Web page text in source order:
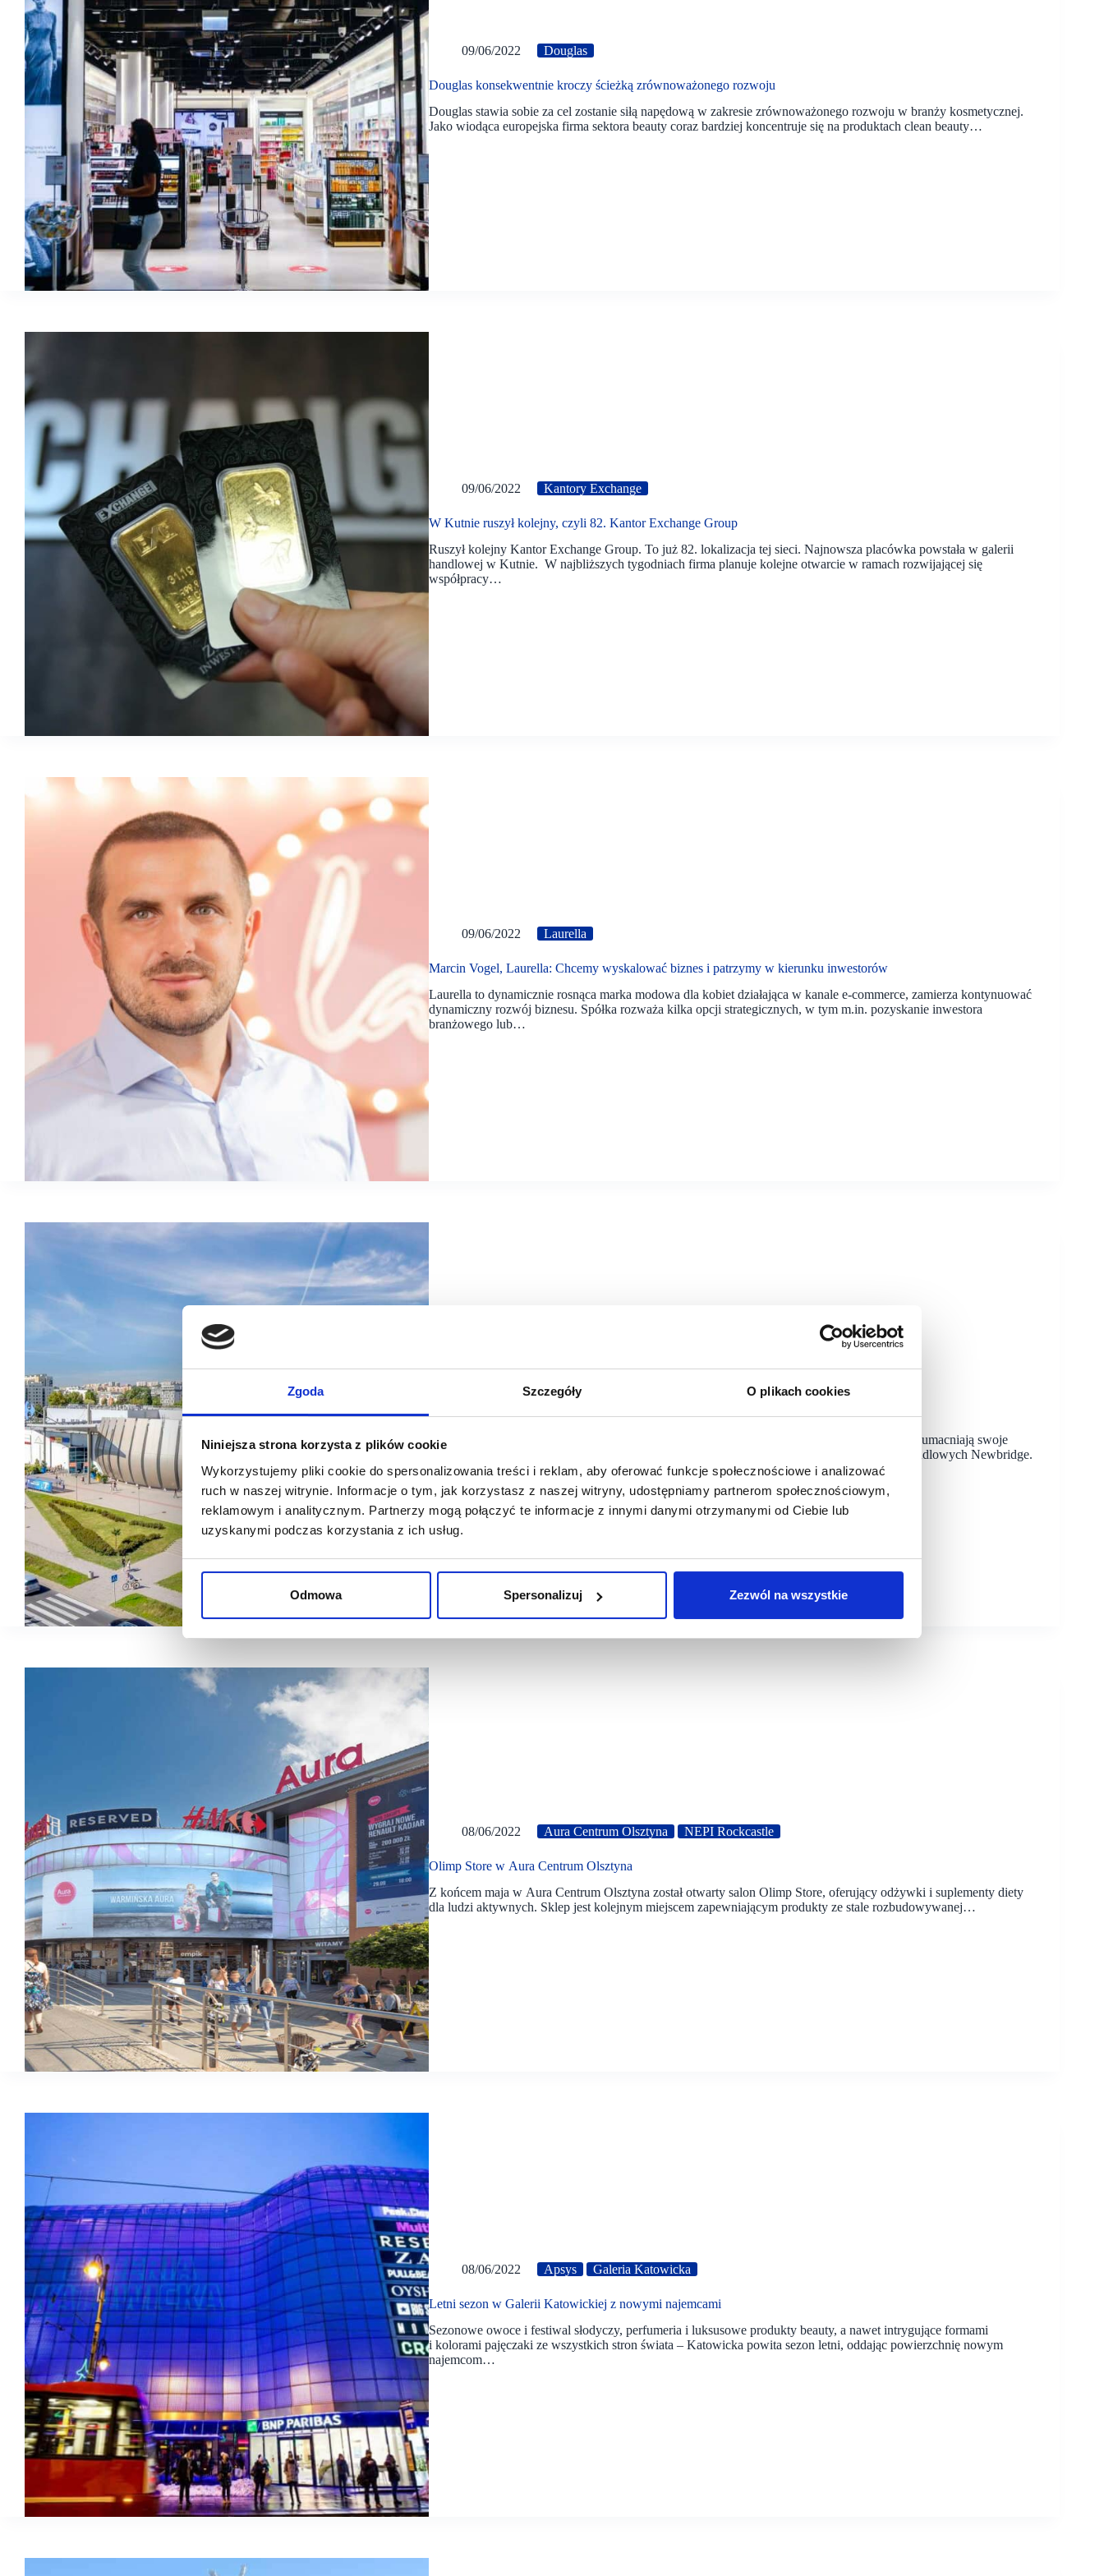
Zgoda Szczegóły O plikach cookies
Niniejsza strona korzysta z plików cookie
Wykorzystujemy pliki cookie do spersonalizowania treści i reklam, aby oferować funkcje społecznościowe i analizować
ruch w naszej witrynie. Informacje o tym, jak korzystasz z naszej witryny, udostępniamy partnerom społecznościowym,
reklamowym i analitycznym. Partnerzy mogą połączyć te informacje z innymi danymi otrzymanymi od Ciebie lub
uzyskanymi podczas korzystania z ich usług.
Odmowa Spersonalizuj Zezwól na wszystkie
09/06/2022 Douglas
Douglas konsekwentnie kroczy ścieżką zrównoważonego rozwoju
Douglas stawia sobie za cel zostanie siłą napędową w zakresie zrównoważonego rozwoju w branży kosmetycznej.
Jako wiodąca europejska firma sektora beauty coraz bardziej koncentruje się na produktach clean beauty…
09/06/2022 Kantory Exchange
W Kutnie ruszył kolejny, czyli 82. Kantor Exchange Group
Ruszył kolejny Kantor Exchange Group. To już 82. lokalizacja tej sieci. Najnowsza placówka powstała w galerii
handlowej w Kutnie. W najbliższych tygodniach firma planuje kolejne otwarcie w ramach rozwijającej się
współpracy…
09/06/2022 Laurella
Marcin Vogel, Laurella: Chcemy wyskalować biznes i patrzymy w kierunku inwestorów
Laurella to dynamicznie rosnąca marka modowa dla kobiet działająca w kanale e-commerce, zamierza kontynuować
dynamiczny rozwój biznesu. Spółka rozważa kilka opcji strategicznych, w tym m.in. pozyskanie inwestora
branżowego lub…
Marki zakotwiczają się w centrach Newbridge
Znane klientom marki zostają na lata, a kolejne właśnie dołączają do oferty. Centra Newbridge umacniają swoje
tenant-mix’y, wśród nowości m.in. Itaka. Marki po raz kolejny doceniają potencjał centrów handlowych Newbridge.
…
08/06/2022 Aura Centrum Olsztyna NEPI Rockcastle
Olimp Store w Aura Centrum Olsztyna
Z końcem maja w Aura Centrum Olsztyna został otwarty salon Olimp Store, oferujący odżywki i suplementy diety
dla ludzi aktywnych. Sklep jest kolejnym miejscem zapewniającym produkty ze stale rozbudowywanej…
08/06/2022 Apsys Galeria Katowicka
Letni sezon w Galerii Katowickiej z nowymi najemcami
Sezonowe owoce i festiwal słodyczy, perfumeria i luksusowe produkty beauty, a nawet intrygujące formami
i kolorami pajęczaki ze wszystkich stron świata – Katowicka powita sezon letni, oddając powierzchnię nowym
najemcom…